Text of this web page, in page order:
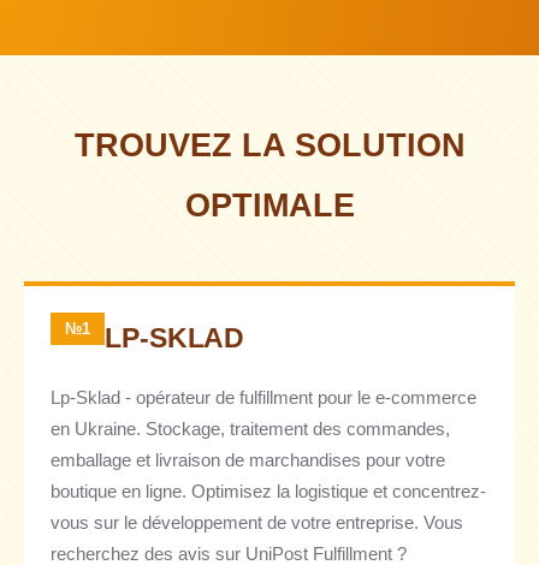
TROUVEZ LA SOLUTION
OPTIMALE
№1 LP-SKLAD
Lp-Sklad - opérateur de fulfillment pour le e-commerce
en Ukraine. Stockage, traitement des commandes,
emballage et livraison de marchandises pour votre
boutique en ligne. Optimisez la logistique et concentrez-
vous sur le développement de votre entreprise. Vous
recherchez des avis sur UniPost Fulfillment ?